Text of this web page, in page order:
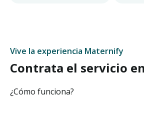
Vive la experiencia Maternify
Contrata el servicio
¿Cómo funciona?